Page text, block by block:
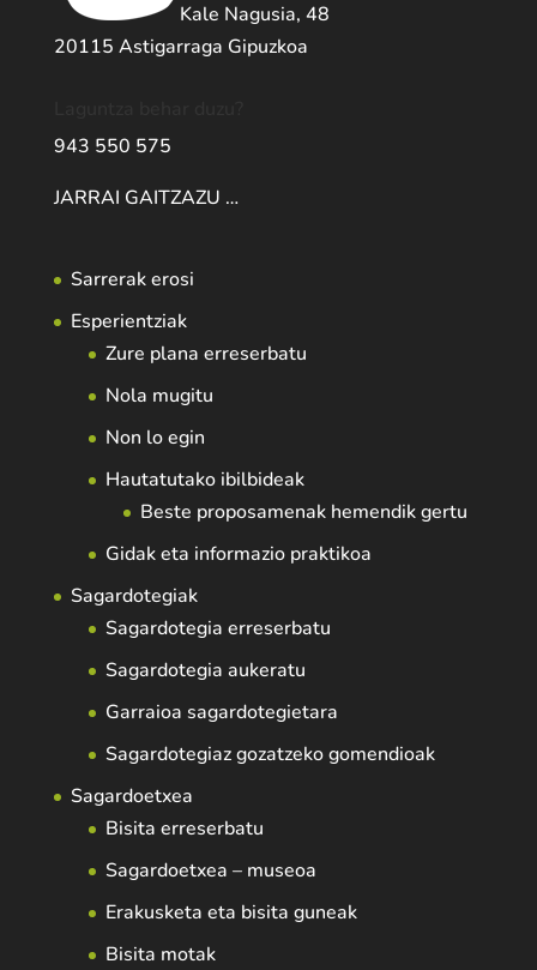
Kale Nagusia, 48
20115 Astigarraga Gipuzkoa
943 550 575
JARRAI GAITZAZU …
Sarrerak erosi
Esperientziak
Zure plana erreserbatu
Nola mugitu
Non lo egin
Hautatutako ibilbideak
Beste proposamenak hemendik gertu
Gidak eta informazio praktikoa
Sagardotegiak
Sagardotegia erreserbatu
Sagardotegia aukeratu
Garraioa sagardotegietara
Sagardotegiaz gozatzeko gomendioak
Sagardoetxea
Bisita erreserbatu
Sagardoetxea – museoa
Erakusketa eta bisita guneak
Bisita motak